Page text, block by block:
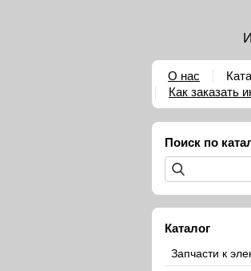
О нас
Как заказать
Поиск по
Каталог
Запчасти к